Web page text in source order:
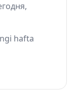
hafta